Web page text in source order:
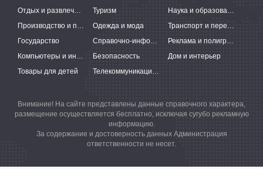
Отдых и развлечения
Туризм
Наука и образование
Производство и поставки
Одежда и мода
Транспорт и перевозки
Государство
Справочно-информационные системы
Реклама и полиграфия
Компьютеры и интернет
Безопасность
Дом и интерьер
Товары для детей
Телекоммуникации и связь
Внимание! На сайте представлены данные справочного характера,
размещение осуществляется бесплатно, исключая сугубо рекламную
информацию.
За содержание и достоверность данных Администрация
ответственности не несет.